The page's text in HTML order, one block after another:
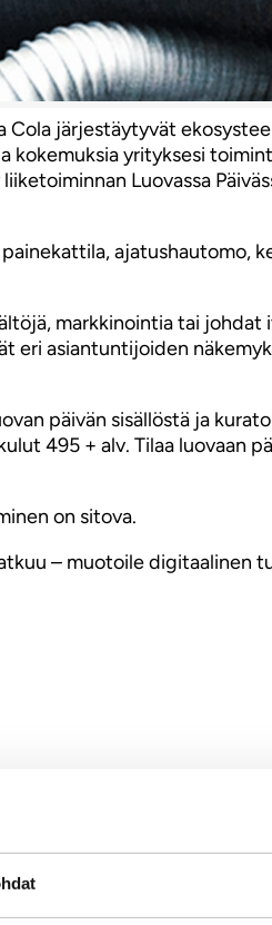
järjestäytyvät
yrityksesi
Luovassa
ajatushautomo,
markkinointia tai johdat
eri asiantuntijoiden
päivän sisällöstä ja
495 + alv. Tilaa luovaan
on sitova.
– muotoile digitaalinen